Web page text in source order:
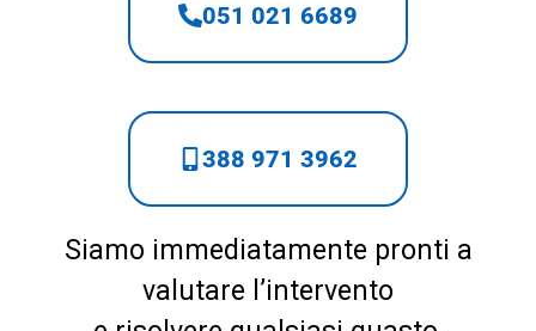
051 021 6689
388 971 3962
Siamo immediatamente pronti a
valutare l’intervento